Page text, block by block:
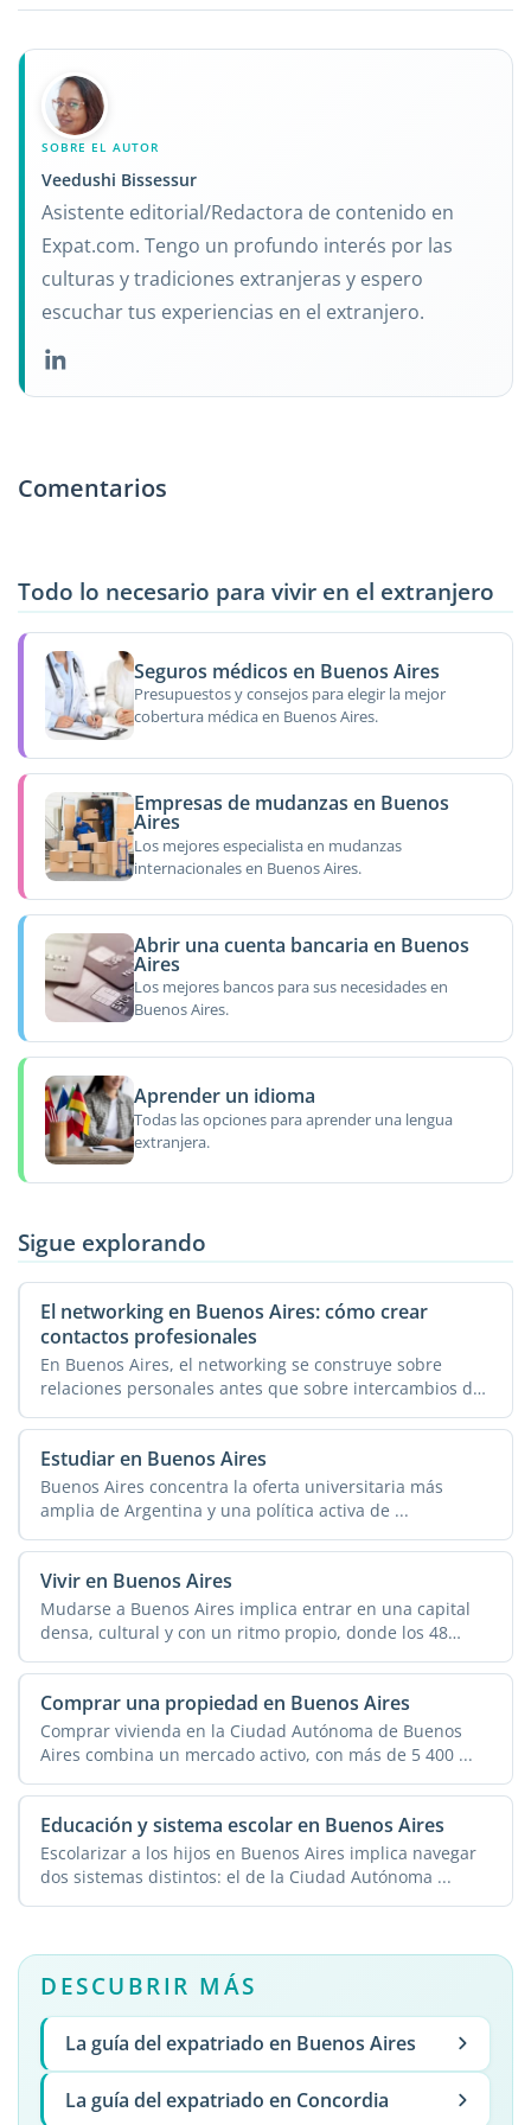
SOBRE EL AUTOR
Veedushi Bissessur
Asistente editorial/Redactora de contenido en
Expat.com. Tengo un profundo interés por las
culturas y tradiciones extranjeras y espero
escuchar tus experiencias en el extranjero.
Comentarios
Todo lo necesario para vivir en el extranjero
Seguros médicos en Buenos Aires
Presupuestos y consejos para elegir la mejor
cobertura médica en Buenos Aires.
Empresas de mudanzas en Buenos
Aires
Los mejores especialista en mudanzas
internacionales en Buenos Aires.
Abrir una cuenta bancaria en Buenos
Aires
Los mejores bancos para sus necesidades en
Buenos Aires.
Aprender un idioma
Todas las opciones para aprender una lengua
extranjera.
Sigue explorando
El networking en Buenos Aires: cómo crear
contactos profesionales
En Buenos Aires, el networking se construye sobre
relaciones personales antes que sobre intercambios de
tarjetas: ...
Estudiar en Buenos Aires
Buenos Aires concentra la oferta universitaria más
amplia de Argentina y una política activa de ...
Vivir en Buenos Aires
Mudarse a Buenos Aires implica entrar en una capital
densa, cultural y con un ritmo propio, donde los 48
barrios ...
Comprar una propiedad en Buenos Aires
Comprar vivienda en la Ciudad Autónoma de Buenos
Aires combina un mercado activo, con más de 5 400 ...
Educación y sistema escolar en Buenos Aires
Escolarizar a los hijos en Buenos Aires implica navegar
dos sistemas distintos: el de la Ciudad Autónoma ...
DESCUBRIR MÁS
La guía del expatriado en Buenos Aires
La guía del expatriado en Concordia